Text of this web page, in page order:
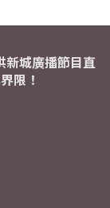
新城廣播節目直
限！